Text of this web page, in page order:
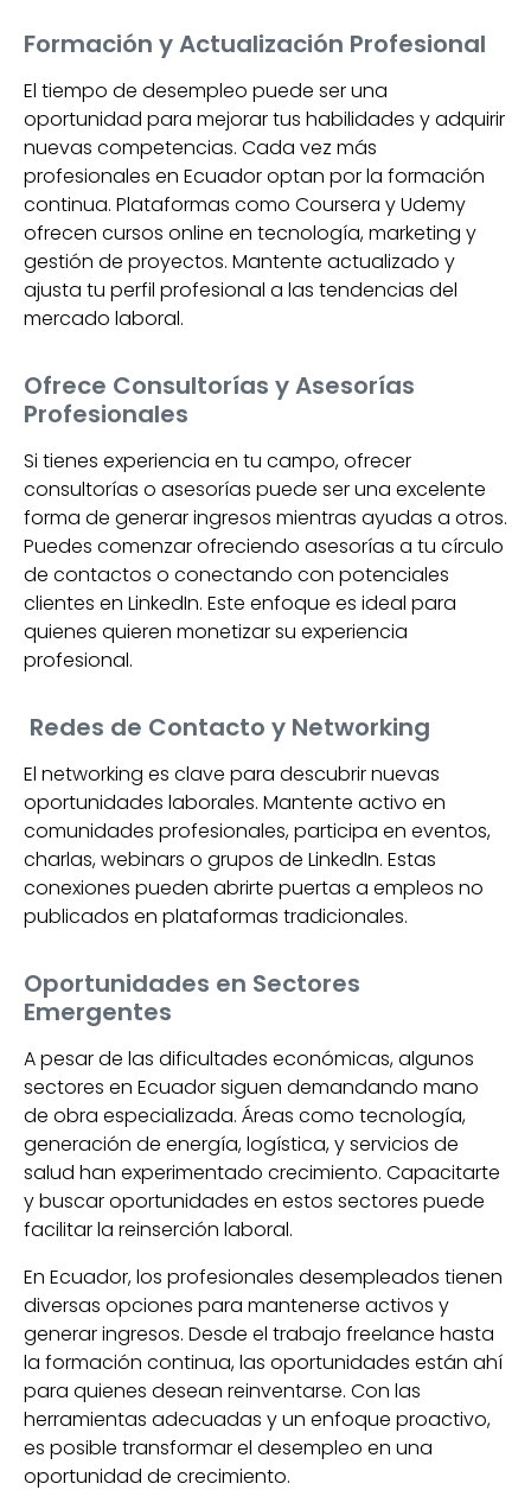
Formación y Actualización Profesional
El tiempo de desempleo puede ser una
oportunidad para mejorar tus habilidades y adquirir
nuevas competencias. Cada vez más
profesionales en Ecuador optan por la formación
continua. Plataformas como Coursera y Udemy
ofrecen cursos online en tecnología, marketing y
gestión de proyectos. Mantente actualizado y
ajusta tu perfil profesional a las tendencias del
mercado laboral.
Ofrece Consultorías y Asesorías
Profesionales
Si tienes experiencia en tu campo, ofrecer
consultorías o asesorías puede ser una excelente
forma de generar ingresos mientras ayudas a otros.
Puedes comenzar ofreciendo asesorías a tu círculo
de contactos o conectando con potenciales
clientes en LinkedIn. Este enfoque es ideal para
quienes quieren monetizar su experiencia
profesional.
Redes de Contacto y Networking
El networking es clave para descubrir nuevas
oportunidades laborales. Mantente activo en
comunidades profesionales, participa en eventos,
charlas, webinars o grupos de LinkedIn. Estas
conexiones pueden abrirte puertas a empleos no
publicados en plataformas tradicionales.
Oportunidades en Sectores
Emergentes
A pesar de las dificultades económicas, algunos
sectores en Ecuador siguen demandando mano
de obra especializada. Áreas como tecnología,
generación de energía, logística, y servicios de
salud han experimentado crecimiento. Capacitarte
y buscar oportunidades en estos sectores puede
facilitar la reinserción laboral.
En Ecuador, los profesionales desempleados tienen
diversas opciones para mantenerse activos y
generar ingresos. Desde el trabajo freelance hasta
la formación continua, las oportunidades están ahí
para quienes desean reinventarse. Con las
herramientas adecuadas y un enfoque proactivo,
es posible transformar el desempleo en una
oportunidad de crecimiento.